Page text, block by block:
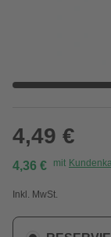
4,49 €
4,36 € mit
Inkl. MwSt.